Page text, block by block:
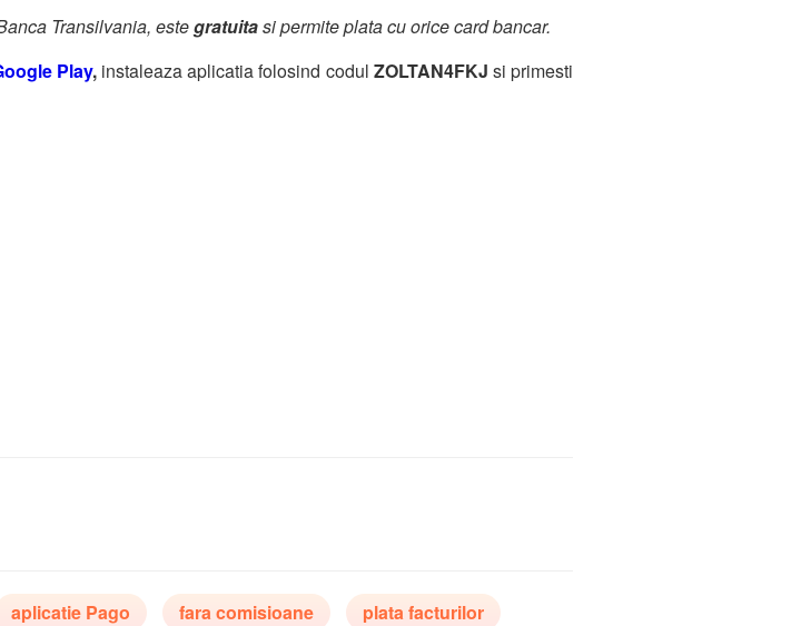
Transilvania, estegratuitasi permite plata cu orice card bancar.
Play, instaleaza aplicatia folosind codul ZOLTAN4FKJ si primesti
aplicatie Pago fara comisioane
plata facturilor